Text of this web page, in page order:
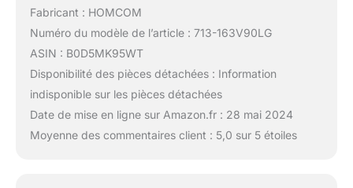
Fabricant : HOMCOM
Numéro du modèle de l’article : 713-163V90LG
ASIN : B0D5MK95WT
Disponibilité des pièces détachées : Information
indisponible sur les pièces détachées
Date de mise en ligne sur Amazon.fr : 28 mai 2024
Moyenne des commentaires client : 5,0 sur 5 étoiles